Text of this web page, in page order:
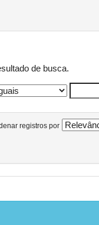
de busca.
registros por